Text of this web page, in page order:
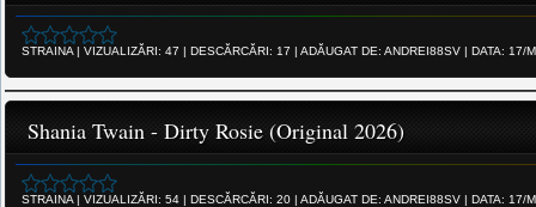
STRAINA| VIZUALIZĂRI: 47 | DESCĂRCĂRI: 17 | ADĂUGAT DE: ANDREI88SV | DATA: 17/
Shania Twain - Dirty Rosie (Original 2026)
STRAINA| VIZUALIZĂRI: 54 | DESCĂRCĂRI: 20 | ADĂUGAT DE: ANDREI88SV | DATA: 17/